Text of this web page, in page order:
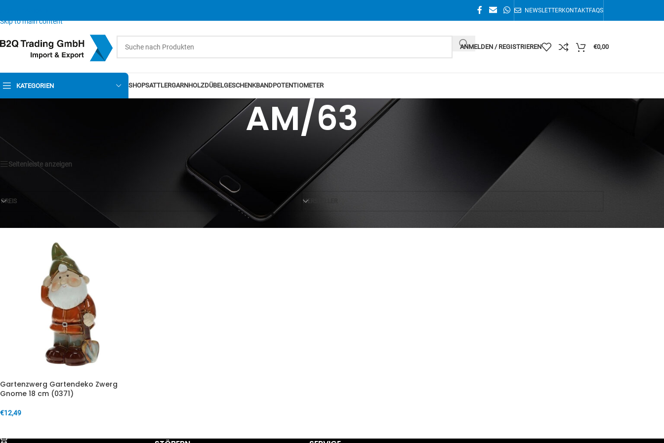
Skip to main content
NEWSLETTERKONTAKTFAQS
ANMELDEN / REGISTRIEREN €0,00
KATEGORIEN SHOPSATTLERGARNHOLZDÜBELGESCHENKBANDPOTENTIOMETER
AM/63
Einzelnes Ergebnis wird angezeigt
Seitenleiste anzeigen
PREIS HERSTELLER
Gartenzwerg Gartendeko Zwerg
Gnome 18 cm (0371)
€12,49